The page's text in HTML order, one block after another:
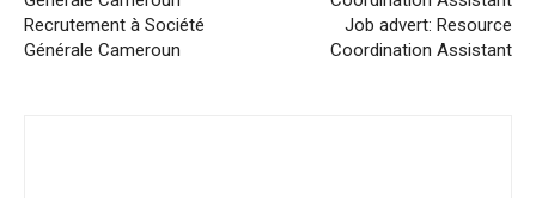
Recrutement à Société
Générale Cameroun
Job advert: Resource
Coordination Assistant